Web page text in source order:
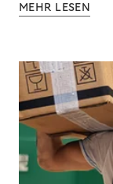
MEHR LESEN